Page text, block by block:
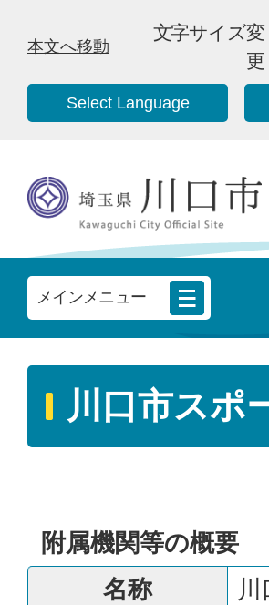
本文へ移動
文字サイズ変
更
Select Language
メインメニュー
川口市スポ
附属機関等の概要
名称